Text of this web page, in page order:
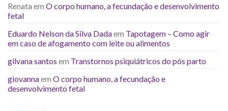
Renata em O corpo humano, a fecundação e desenvolvimento
fetal
Eduardo Nelson da Silva Dadaem Tapotagem – Como agir
em caso de afogamento com leite ou alimentos
gilvana santos em Transtornos psiquiátricos do pós parto
giovannaem O corpo humano, a fecundação e
desenvolvimento fetal